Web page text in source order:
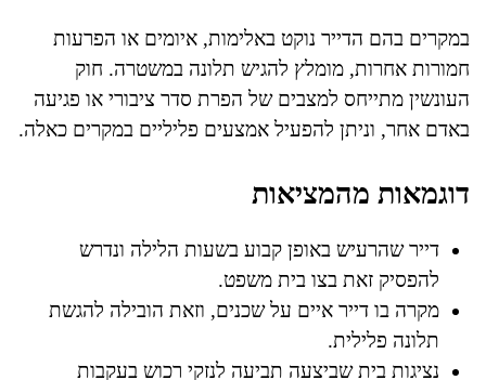
במקרים בהם הדייר נוקט באלימות, איומים או הפרעות
חמורות אחרות, מומלץ להגיש תלונה במשטרה. חוק
העונשין מתייחס למצבים של הפרת סדר ציבורי או פגיעה
באדם אחר, וניתן להפעיל אמצעים פליליים במקרים כאלה.
דוגמאות מהמציאות
דייר שהרעיש באופן קבוע בשעות הלילה ונדרש
להפסיק זאת בצו בית משפט.
מקרה בו דייר איים על שכנים, וזאת הובילה להגשת
תלונה פלילית.
נציגות בית שביצעה תביעה לנזקי רכוש בעקבות